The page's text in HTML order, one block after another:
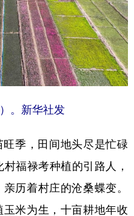
黑龙江
Français عربى
。新华社发
季，田间地头尽是忙碌
福禄考种植的引路人，
历着村庄的沧桑蝶变。
米为生，十亩耕地年收